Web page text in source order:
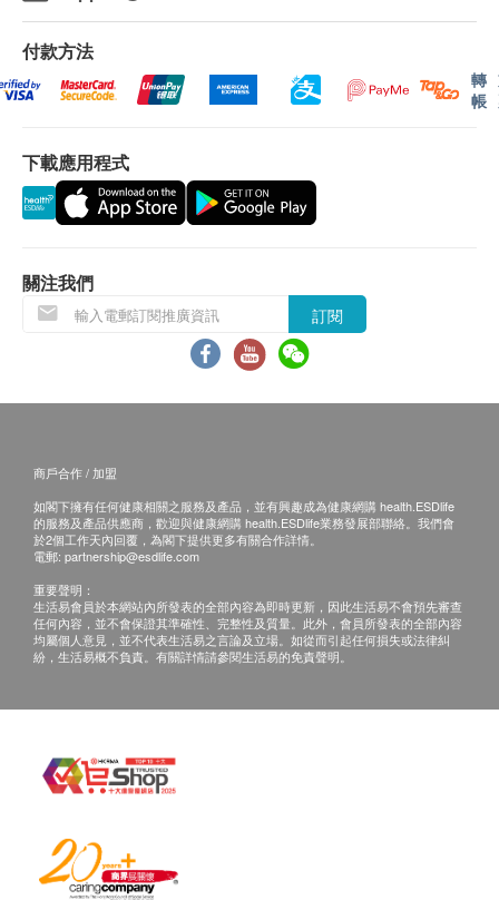
產品特色
CedarGuard是一種有效的天然驅蚊驅蟲劑
內含有機雪松油，其氣味天然持久，能預防蚊叮蟲
哺乳期母親、孕婦、兒童、嬰兒和狗隻可安心使
用。
無毒性避蚊胺
純天然及無毒
不留痕跡在衣服上
具殺蟲功效
美國製造
適用於:可用於皮膚、衣服和床褥被鋪。
成分:10% Organic cedar oil, 90% hydrated silica
(inert).
同，引致產品顏色不同，但絕不影響其效果。
付款方法
轉
帳
下載應用程式
關注我們
訂閱
商戶合作 / 加盟
如閣下擁有任何健康相關之服務及產品，並有興趣成為健康網購 health.ESDlife
的服務及產品供應商，歡迎與健康網購 health.ESDlife業務發展部聯絡。我們會
於2個工作天內回覆，為閣下提供更多有關合作詳情。
電郵: partnership@esdlife.com
重要聲明：
生活易會員於本網站內所發表的全部內容為即時更新，因此生活易不會預先審查
任何內容，並不會保證其準確性、完整性及質量。此外，會員所發表的全部內容
均屬個人意見，並不代表生活易之言論及立場。如從而引起任何損失或法律糾
紛，生活易概不負責。有關詳情請參閱生活易的免責聲明。